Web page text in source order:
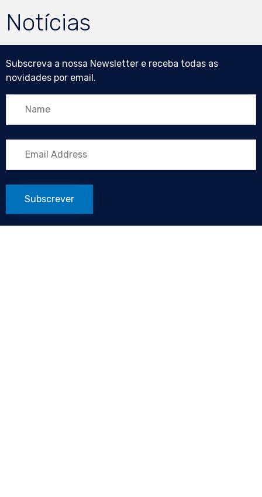
Notícias
Subscreva a nossa Newsletter e receba todas as
novidades por email.
Subscrever